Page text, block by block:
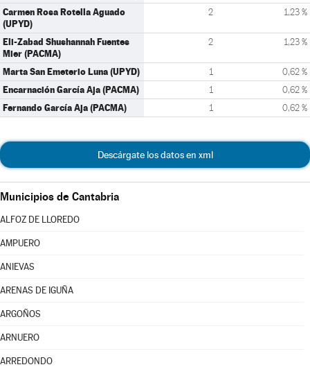
Carmen Rosa Rotella Aguado
(UPYD)
2 1,23 %
Eli-Zabad Shushannah Fuentes
Mier (PACMA)
2 1,23 %
Marta San Emeterio Luna (UPYD) 1 0,62 %
Encarnación García Aja (PACMA) 1 0,62 %
Fernando García Aja (PACMA) 1 0,62 %
Descárgate los datos en xml
Municipios de Cantabria
ALFOZ DE LLOREDO
AMPUERO
ANIEVAS
ARENAS DE IGUÑA
ARGOÑOS
ARNUERO
ARREDONDO